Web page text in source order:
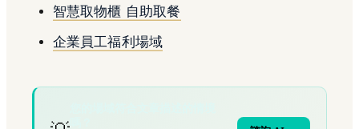
智慧取物櫃 自助取餐
企業員工福利場域